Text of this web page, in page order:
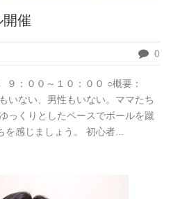
催
0
９：００～１０：００ ○概要：
いない、男性もいない。ママたち
っくりとしたペースでボールを蹴
感じましょう。 初心者...